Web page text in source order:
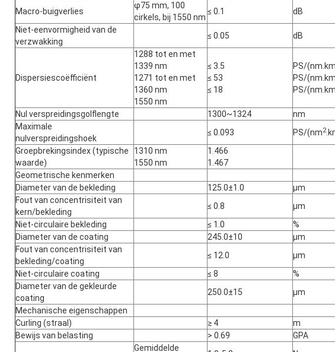
Macro-buigverlies
φ75 mm, 100
cirkels, bij 1550 nm
≤ 0.1
dB
Niet-eenvormigheid van de
verzwakking
≤ 0.05 dB
Dispersiescoëfficiënt
1288 tot en met
1339 nm
1271 tot en met
1360 nm
1550 nm
≤ 3.5
≤ 53
≤ 18
PS/
PS/
PS/
Nul verspreidingsgolflengte 1300~1324
nm
Maximale
nulverspreidingshoek
≤ 0.093 PS/(nm2
Groepbrekingsindex (typische
waarde)
1310 nm
1550 nm
1.466
1.467
Geometrische kenmerken
Diameter van de bekleding
125.0±1.0
μm
Fout van concentrisiteit van
kern/bekleding
≤ 0.8
μm
Niet-circulaire bekleding
≤ 1.0
%
Diameter van de coating
245.0±10
μm
Fout van concentrisiteit van
bekleding/coating
≤ 12.0
μm
Niet-circulaire coating
≤ 8
%
Diameter van de gekleurde
coating
250.0±15
μm
Mechanische eigenschappen
Curling (straal)
≥ 4
m
Bewijs van belasting
> 0.69
GPA
Gemiddelde